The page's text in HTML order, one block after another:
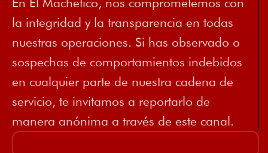
la integridad y la transparencia en todas
nuestras operaciones. Si has observado o
sospechas de comportamientos indebidos
en cualquier parte de nuestra cadena de
servicio, te invitamos a reportarlo de
manera anónima a través de este canal.